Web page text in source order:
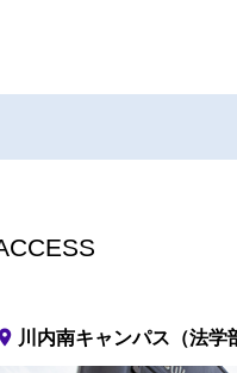
川内南キャンパス（法学